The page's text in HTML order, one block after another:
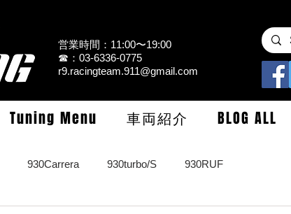
営業時間：11:00〜19:00
☎：03-6336-0775
r9.racingteam.911@gmail.com
Tuning Menu 車両紹介 BLOG ALL
930Carrera 930turbo/S 930RUF